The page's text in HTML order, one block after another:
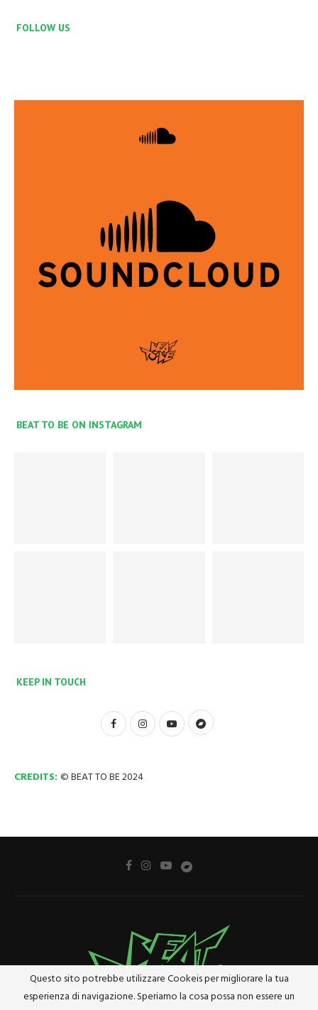
FOLLOW US
BEAT TO BE ON INSTAGRAM
KEEP IN TOUCH
CREDITS: © BEAT TO BE 2024
Questo sito potrebbe utilizzare Cookeis per migliorare la tua
esperienza di navigazione. Speriamo la cosa possa non essere un